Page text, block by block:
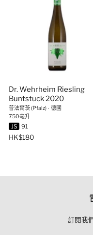
Dr. Wehrheim Riesling
Buntstuck 2020
普法爾茨 (Pfalz) ∙ 德國
750毫升
JS 91
HK$180
訂閱我